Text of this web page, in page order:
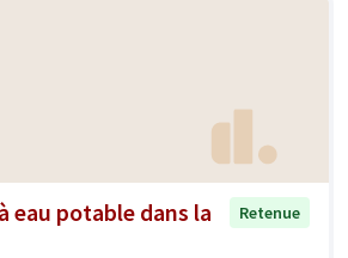
eau potable dans la
Retenue